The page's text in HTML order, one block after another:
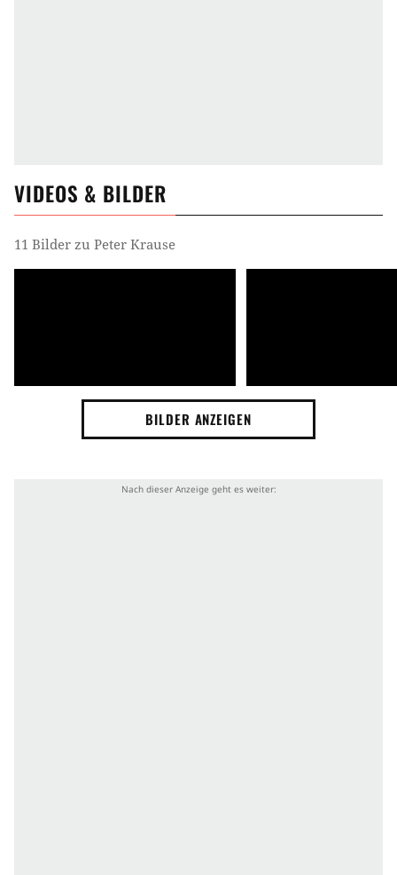
VIDEOS & BILDER
11 Bilder zu Peter Krause
BILDER ANZEIGEN